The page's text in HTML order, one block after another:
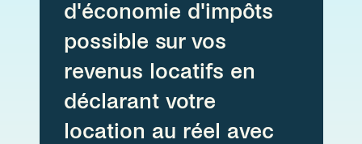
d'économie d'impôts
possible sur vos
revenus locatifs en
déclarant votre
location au réel avec